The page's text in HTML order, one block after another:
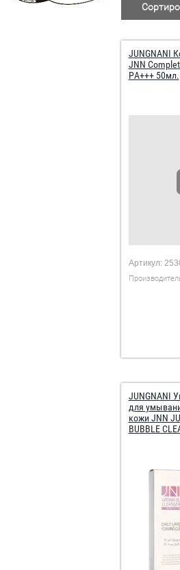
JUNGNANI
JNN
PA+++ 50мл.
Артикул:
JUNGNANI
для
кожи JNN
BUBBLE